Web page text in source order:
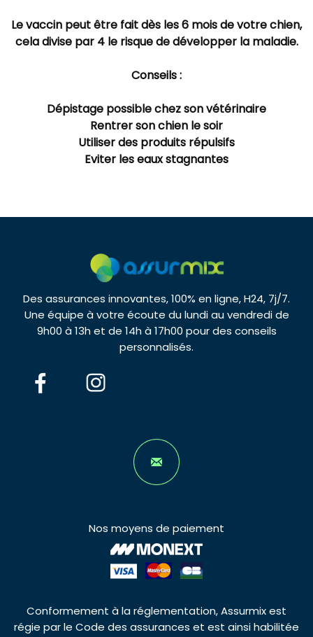
Le vaccin peut être fait dès les 6 mois de votre chien,
cela divise par 4 le risque de développer la maladie.
Conseils :
Dépistage possible chez son vétérinaire
Rentrer son chien le soir
Utiliser des produits répulsifs
Eviter les eaux stagnantes
Des assurances innovantes, 100% en ligne, H24, 7j/7.
Une équipe à votre écoute du lundi au vendredi de
9h00 à 13h et de 14h à 17h00 pour des conseils
personnalisés.
Nos moyens de paiement
Conformement à la réglementation, Assurmix est
régie par le Code des assurances et est ainsi habilitée